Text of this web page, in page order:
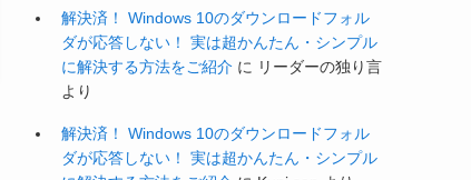
解決済！ Windows 10のダウンロードフォル
ダが応答しない！ 実は超かんたん・シンプル
に解決する方法をご紹介 に リーダーの独り言
より
解決済！ Windows 10のダウンロードフォル
ダが応答しない！ 実は超かんたん・シンプル